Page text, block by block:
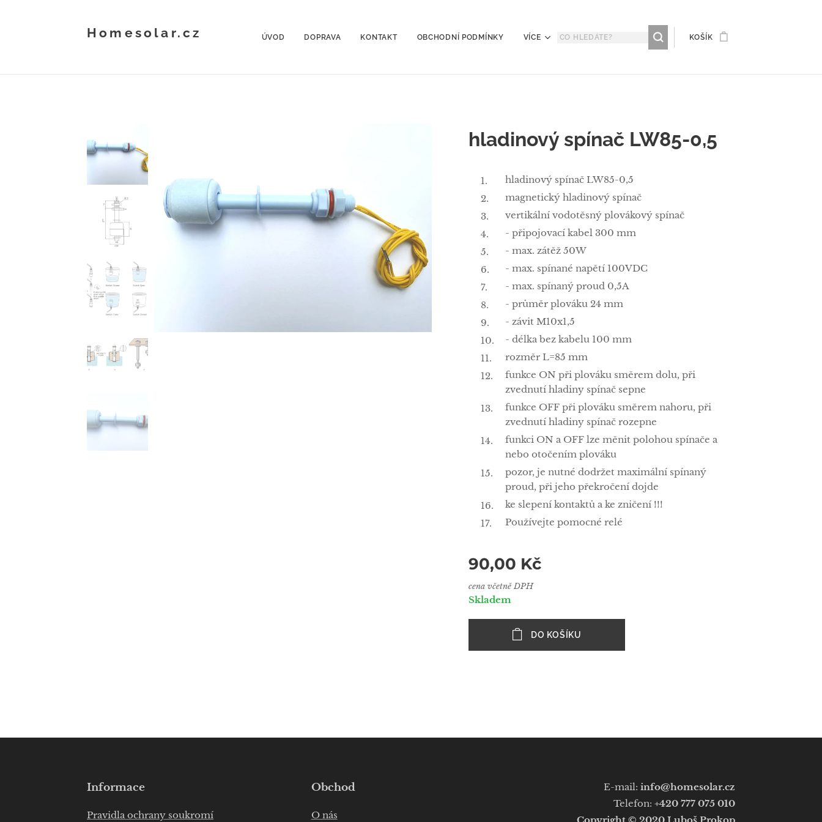
Homesolar.cz ÚVOD DOPRAVA KONTAKT OBCHODNÍ PODMÍNKY VÍCE KOŠÍK
hladinový spínač LW85-0,5
hladinový spínač LW85-0,5
magnetický hladinový spínač
vertikální vodotěsný plovákový spínač
- připojovací kabel 300 mm
- max. zátěž 50W
- max. spínané napětí 100VDC
- max. spínaný proud 0,5A
- průměr plováku 24 mm
- závit M10x1,5
- délka bez kabelu 100 mm
rozměr L=85 mm
funkce ON při plováku směrem dolu, při
zvednutí hladiny spínač sepne
funkce OFF při plováku směrem nahoru, při
zvednutí hladiny spínač rozepne
funkci ON a OFF lze měnit polohou spínače a
nebo otočením plováku
pozor, je nutné dodržet maximální spínaný
proud, při jeho překročení dojde
ke slepení kontaktů a ke zničení !!!
Používejte pomocné relé
90,00 Kč
cena včetně DPH
Skladem
DO KOŠÍKU
Informace
Pravidla ochrany soukromí
Obchod
O nás
E-mail: info@homesolar.cz
Telefon: +420 777 075 010